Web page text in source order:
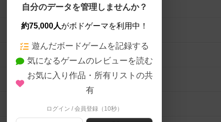
自分のデータを管理しませんか？
約75,000人がボドゲーマを利用中！
遊んだボードゲームを記録する
気になるゲームのレビューを読む
お気に入り作品・所有リストの共
有
ログイン / 会員登録（10秒）
ボードゲームを検索する
ボードゲームの新着レビュー
ボードゲーム会情報
メカニクス特集
掲示板・トピックス